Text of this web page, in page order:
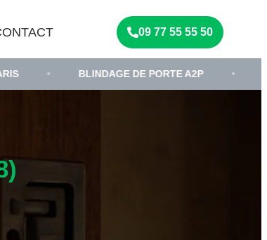
09 77 55 55 50
BLINDAGE DE PORTE A2P • SERRURIER